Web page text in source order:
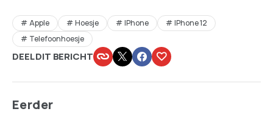
Apple Hoesje IPhone
IPhone 12
Telefoonhoesje
DEEL DIT BERICHT
Eerder